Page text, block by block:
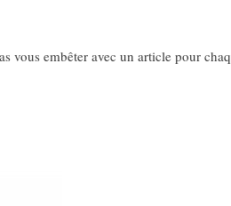
vous embêter avec un article pour